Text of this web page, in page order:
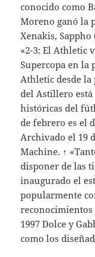
conocido como
Moreno ganó la
Xenakis, Sappho
«2-3: El Athletic
Supercopa en la
Athletic desde la
del Astillero está
históricas del
de febrero es el
Archivado el 19
Machine. ↑
disponer de las
inaugurado el
popularmente
reconocimientos
1997 Dolce y
como los